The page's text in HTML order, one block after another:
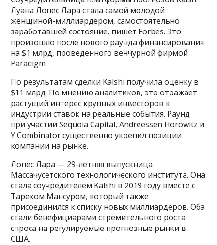
Луана Лопес Лара стала самой молодой
женщиной-миллиардером, самостоятельно
заработавшей состояние, пишет Forbes. Это
произошло после нового раунда финансирования
на $1 млрд, проведенного венчурной фирмой
Paradigm.
По результатам сделки Kalshi получила оценку в
$11 млрд. По мнению аналитиков, это отражает
растущий интерес крупных инвесторов к
индустрии ставок на реальные события. Раунд
при участии Sequoia Capital, Andreessen Horowitz и
Y Combinator существенно укрепил позиции
компании на рынке.
Лопес Лара — 29-летняя выпускница
Массачусетского технологического института. Она
стала соучредителем Kalshi в 2019 году вместе с
Тареком Мансуром, который также
присоединился к списку новых миллиардеров. Оба
стали бенефициарами стремительного роста
спроса на регулируемые прогнозные рынки в
США.